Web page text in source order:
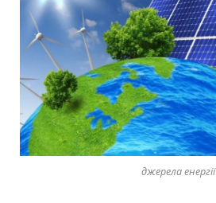
джерела енергії